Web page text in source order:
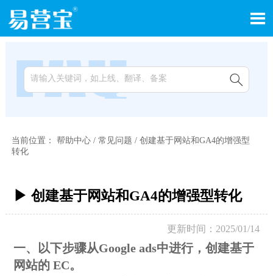


当前位置： 帮助中心/ 常见问题 / 创建基于网站和GA4的增强型
转化
▶ 创建基于网站和GA4的增强型转化
更新时间：2025/01/14
一、以下步骤从Google ads中进行，创建基于
网站的 EC。